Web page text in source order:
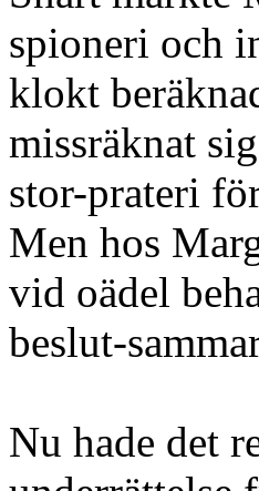
spioneri och
klokt
missräknat
stor-prateri
Men hos
vid oädel
beslut-
Nu hade det